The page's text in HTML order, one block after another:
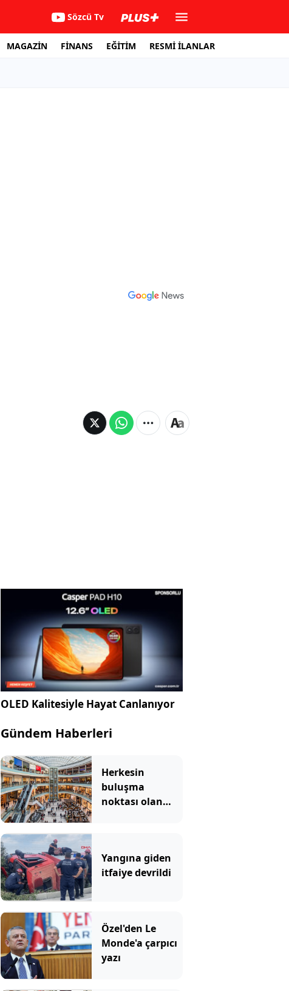
Sözcü Tv
MAGAZİN FİNANS EĞİTİM RESMİ İLANLAR
OLED Kalitesiyle Hayat Canlanıyor
Gündem Haberleri
Herkesin
buluşma
noktası olan
Yangına giden
itfaiye devrildi
Özel'den Le
Monde'a çarpıcı
yazı